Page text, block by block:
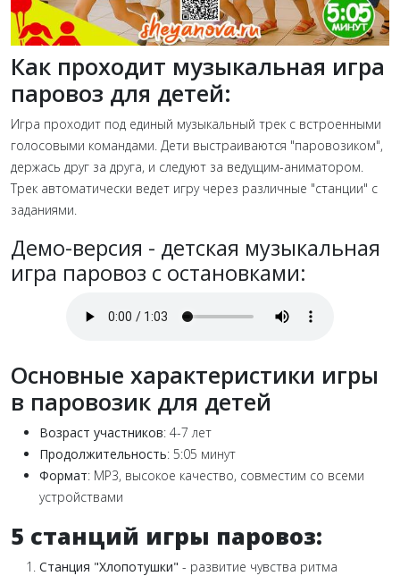
Как проходит музыкальная игра
паровоз для детей:
Игра проходит под единый музыкальный трек с встроенными
голосовыми командами. Дети выстраиваются "паровозиком",
держась друг за друга, и следуют за ведущим-аниматором.
Трек автоматически ведет игру через различные "станции" с
заданиями.
Демо-версия - детская музыкальная
игра паровоз с остановками:
Основные характеристики игры
в паровозик для детей
Возраст участников: 4-7 лет
Продолжительность: 5:05 минут
Формат: MP3, высокое качество, совместим со всеми
устройствами
5 станций игры паровоз:
Станция "Хлопотушки" - развитие чувства ритма